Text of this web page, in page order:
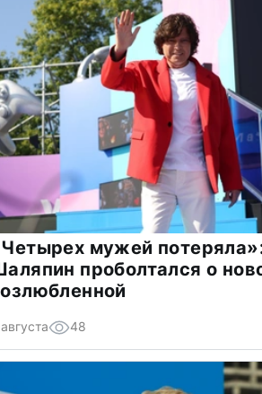
мужей
проболтался о
48